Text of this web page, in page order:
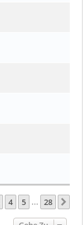
4 5 … 28